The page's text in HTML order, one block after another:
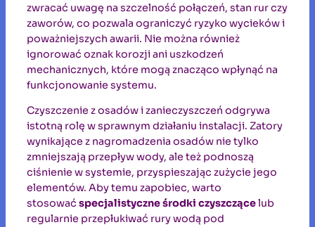
zwracać uwagę na szczelność połączeń, stan rur czy
zaworów, co pozwala ograniczyć ryzyko wycieków i
poważniejszych awarii. Nie można również
ignorować oznak korozji ani uszkodzeń
mechanicznych, które mogą znacząco wpłynąć na
funkcjonowanie systemu.
Czyszczenie z osadów i zanieczyszczeń odgrywa
istotną rolę w sprawnym działaniu instalacji. Zatory
wynikające z nagromadzenia osadów nie tylko
zmniejszają przepływ wody, ale też podnoszą
ciśnienie w systemie, przyspieszając zużycie jego
elementów. Aby temu zapobiec, warto
stosować specjalistyczne środki czyszczącelub
regularnie przepłukiwać rury wodą pod